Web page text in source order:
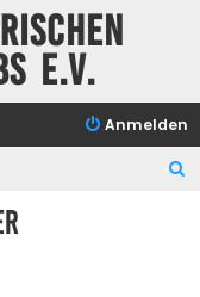
e.V.
Anmelden